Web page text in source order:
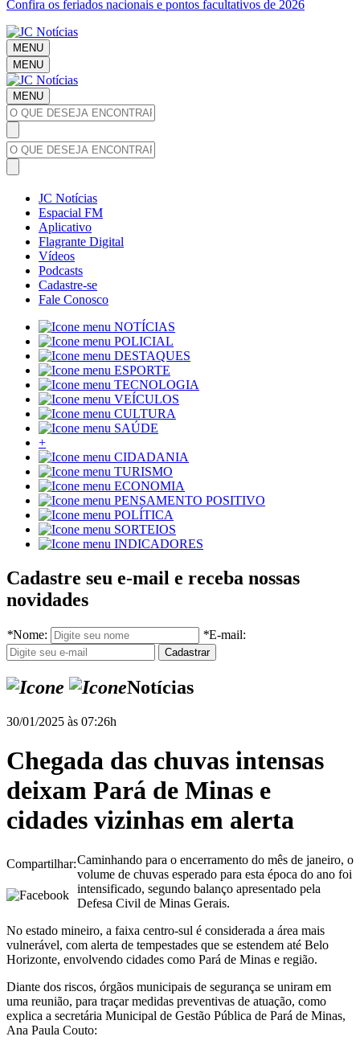
Confira os feriados nacionais e pontos facultativos de 2026
MENU
MENU
MENU
JC Notícias
Espacial FM
Aplicativo
Flagrante Digital
Vídeos
Podcasts
Cadastre-se
Fale Conosco
NOTÍCIAS
POLICIAL
DESTAQUES
ESPORTE
TECNOLOGIA
VEÍCULOS
CULTURA
SAÚDE
+
CIDADANIA
TURISMO
ECONOMIA
PENSAMENTO POSITIVO
POLÍTICA
SORTEIOS
INDICADORES
Cadastre seu e-mail e receba nossas
novidades
*Nome: *E-mail:
Notícias
30/01/2025 às 07:26h
Chegada das chuvas intensas
deixam Pará de Minas e
cidades vizinhas em alerta
Compartilhar:Caminhando para o encerramento do mês de janeiro, o
volume de chuvas esperado para esta época do ano foi
intensificado, segundo balanço apresentado pela
Defesa Civil de Minas Gerais.
No estado mineiro, a faixa centro-sul é considerada a área mais
vulnerável, com alerta de tempestades que se estendem até Belo
Horizonte, envolvendo cidades como Pará de Minas e região.
Diante dos riscos, órgãos municipais de segurança se uniram em
uma reunião, para traçar medidas preventivas de atuação, como
explica a secretária Municipal de Gestão Pública de Pará de Minas,
Ana Paula Couto: